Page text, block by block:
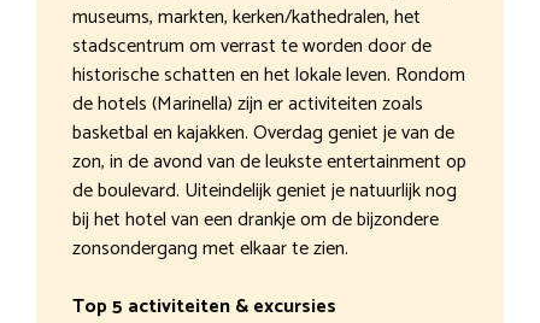
museums, markten, kerken/kathedralen, het
stadscentrum om verrast te worden door de
historische schatten en het lokale leven. Rondom
de hotels (Marinella) zijn er activiteiten zoals
basketbal en kajakken. Overdag geniet je van de
zon, in de avond van de leukste entertainment op
de boulevard. Uiteindelijk geniet je natuurlijk nog
bij het hotel van een drankje om de bijzondere
zonsondergang met elkaar te zien.
Top 5 activiteiten & excursies